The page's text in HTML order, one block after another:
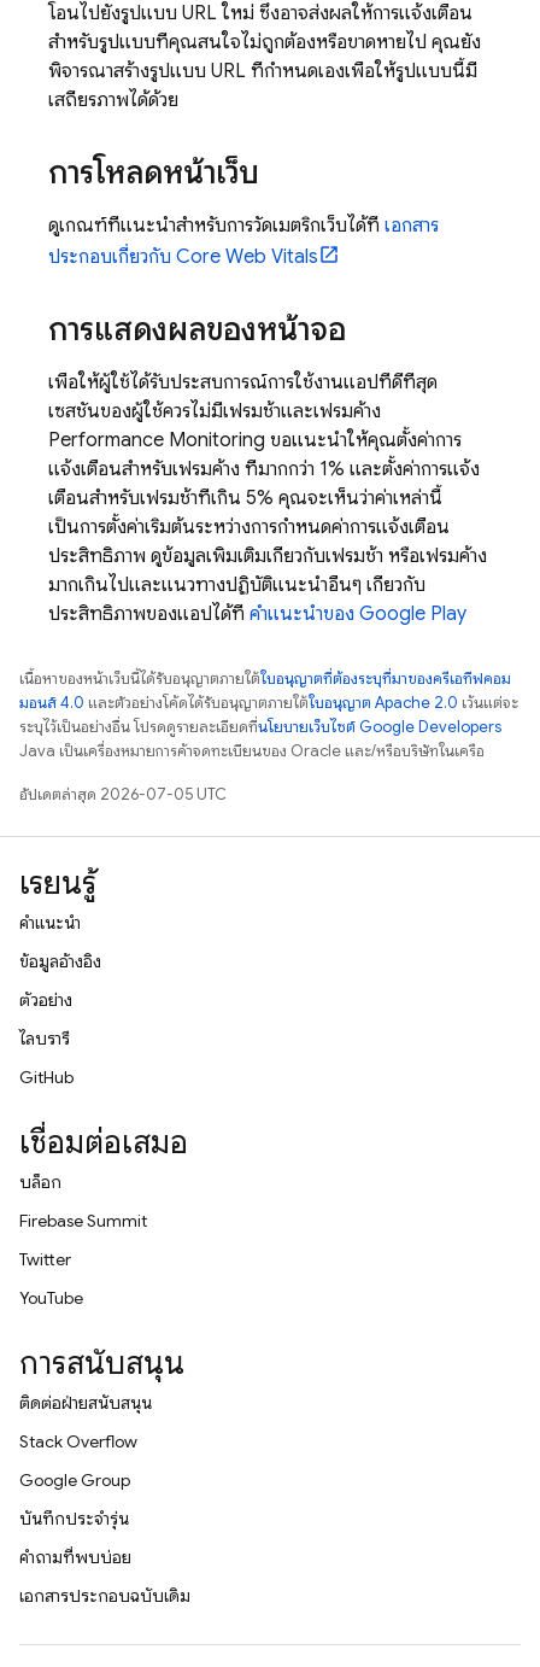
โอนไปยังรูปแบบ URL ใหม่ ซึ่งอาจส่งผลให้การแจ้งเตือน
สำหรับรูปแบบที่คุณสนใจไม่ถูกต้องหรือขาดหายไป คุณยัง
พิจารณาสร้างรูปแบบ URL ที่กำหนดเองเพื่อให้รูปแบบนี้มี
เสถียรภาพได้ด้วย
การโหลดหน้าเว็บ
ดูเกณฑ์ที่แนะนำสำหรับการวัดเมตริกเว็บได้ที่ เอกสาร
ประกอบเกี่ยวกับ Core Web Vitals
การแสดงผลของหน้าจอ
เพื่อให้ผู้ใช้ได้รับประสบการณ์การใช้งานแอปที่ดีที่สุด
เซสชันของผู้ใช้ควรไม่มีเฟรมช้าและเฟรมค้าง
Performance Monitoring ขอแนะนำให้คุณตั้งค่าการ
แจ้งเตือนสำหรับเฟรมค้าง ที่มากกว่า 1% และตั้งค่าการแจ้ง
เตือนสำหรับเฟรมช้าที่เกิน 5% คุณจะเห็นว่าค่าเหล่านี้
เป็นการตั้งค่าเริ่มต้นระหว่างการกำหนดค่าการแจ้งเตือน
ประสิทธิภาพ ดูข้อมูลเพิ่มเติมเกี่ยวกับเฟรมช้า หรือเฟรมค้าง
มากเกินไปและแนวทางปฏิบัติแนะนำอื่นๆ เกี่ยวกับ
ประสิทธิภาพของแอปได้ที่ คำแนะนำของ Google Play
เนื้อหาของหน้าเว็บนี้ได้รับอนุญาตภายใต้ใบอนุญาตที่ต้องระบุที่มาของครีเอทีฟคอม
มอนส์ 4.0 และตัวอย่างโค้ดได้รับอนุญาตภายใต้ใบอนุญาต Apache 2.0 เว้นแต่จะ
ระบุไว้เป็นอย่างอื่น โปรดดูรายละเอียดที่นโยบายเว็บไซต์ Google Developers
Java เป็นเครื่องหมายการค้าจดทะเบียนของ Oracle และ/หรือบริษัทในเครือ
อัปเดตล่าสุด 2026-07-05 UTC
เรียนรู้
คำแนะนำ
ข้อมูลอ้างอิง
ตัวอย่าง
ไลบรารี
GitHub
เชื่อมต่อเสมอ
บล็อก
Firebase Summit
Twitter
YouTube
การสนับสนุน
ติดต่อฝ่ายสนับสนุน
Stack Overflow
Google Group
บันทึกประจำรุ่น
คำถามที่พบบ่อย
เอกสารประกอบฉบับเดิม